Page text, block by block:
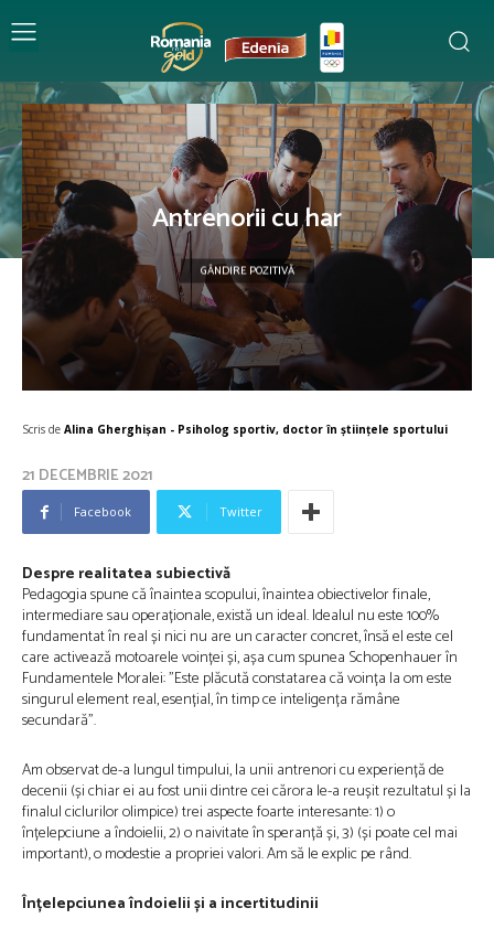
Antrenorii cu har
GÂNDIRE POZITIVĂ
Scris de Alina Gherghișan - Psiholog sportiv, doctor în științele sportului
21 DECEMBRIE 2021
Facebook Twitter
Despre realitatea subiectivă
Pedagogia spune că înaintea scopului, înaintea obiectivelor finale,
intermediare sau operaționale, există un ideal. Idealul nu este 100%
fundamentat în real și nici nu are un caracter concret, însă el este cel
care activează motoarele voinței și, așa cum spunea Schopenhauer în
Fundamentele Moralei: ”Este plăcută constatarea că voința la om este
singurul element real, esențial, în timp ce inteligența rămâne
secundară”.
Am observat de-a lungul timpului, la unii antrenori cu experiență de
decenii (și chiar ei au fost unii dintre cei cărora le-a reușit rezultatul și la
finalul ciclurilor olimpice) trei aspecte foarte interesante: 1) o
înțelepciune a îndoielii, 2) o naivitate în speranță și, 3) (și poate cel mai
important), o modestie a propriei valori. Am să le explic pe rând.
Înțelepciunea îndoielii și a incertitudinii